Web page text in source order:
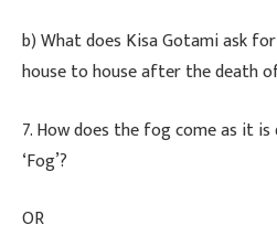
​b) What does Kisa Gotami ask
house to house after the death
​7. How does the fog come as it
‘Fog’?
​OR